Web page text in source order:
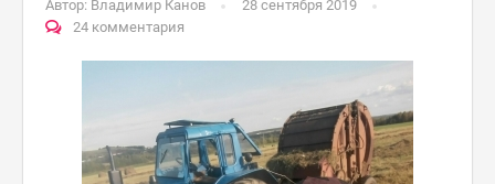
Автор: Владимир Канов
28 сентября 2019
24 комментария